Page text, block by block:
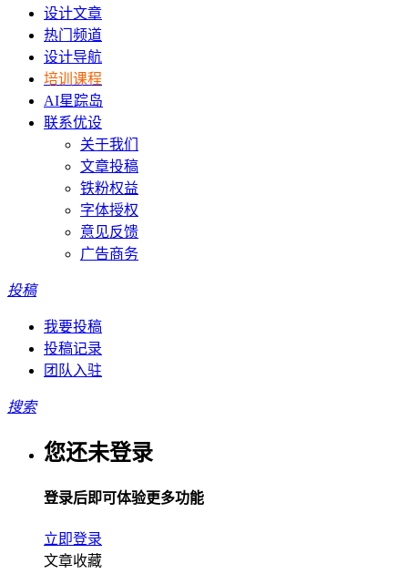
设计文章
热门频道
设计导航
培训课程
AI星踪岛
联系优设
关于我们
文章投稿
铁粉权益
字体授权
意见反馈
广告商务
投稿
我要投稿
投稿记录
团队入驻
搜索
您还未登录
登录后即可体验更多功能
立即登录
文章收藏